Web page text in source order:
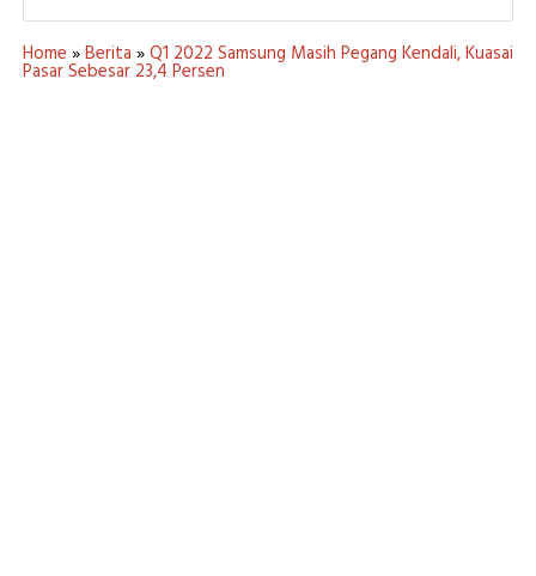
Home »Berita »Q1 2022 Samsung Masih Pegang Kendali, Kuasai
Pasar Sebesar 23,4 Persen